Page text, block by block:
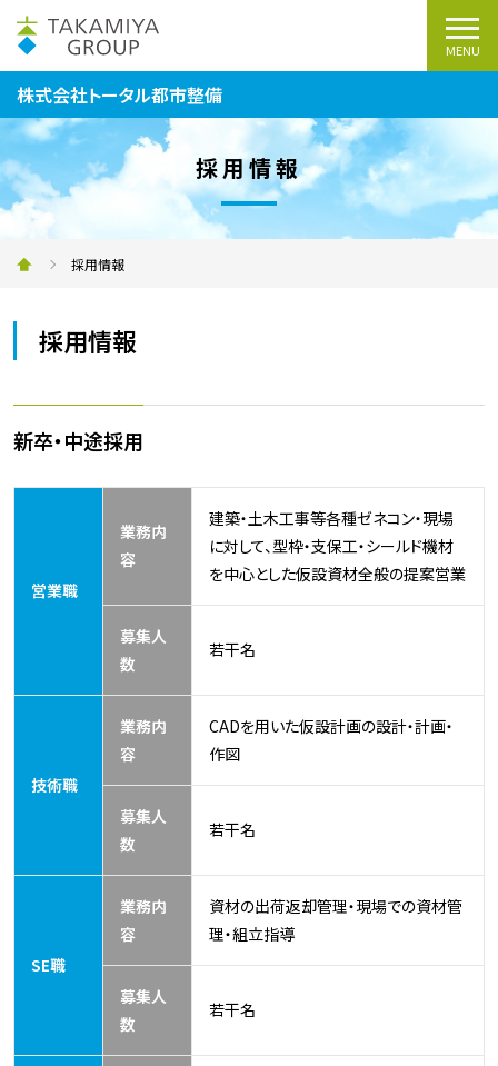
MENU
株式会社トータル都市整備
採用情報
採用情報
採用情報
新卒・中途採用
営業職
業務内
容
建築・土木工事等各種ゼネコン・現場
に対して、型枠・支保工・シールド機材
を中心とした仮設資材全般の提案営業
募集人
数
若干名
技術職
業務内
容
CADを用いた仮設計画の設計・計画・
作図
募集人
数
若干名
SE職
業務内
容
資材の出荷返却管理・現場での資材管
理・組立指導
募集人
数
若干名